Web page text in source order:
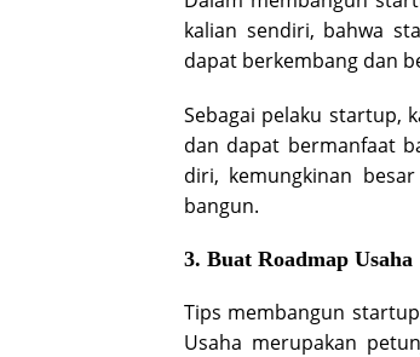
kalian sendiri, bahwa
dapat berkembang dan
Sebagai pelaku startup,
dan dapat bermanfaat
diri, kemungkinan
bangun.
3. Buat Roadmap Usaha
Tips membangun
Usaha merupakan